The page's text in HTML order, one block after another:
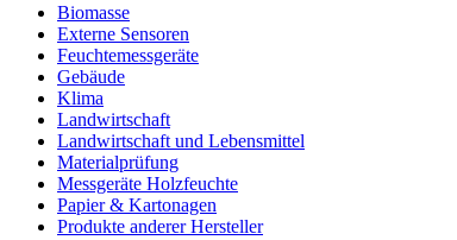
Biomasse
Externe Sensoren
Feuchtemessgeräte
Gebäude
Klima
Landwirtschaft
Landwirtschaft und Lebensmittel
Materialprüfung
Messgeräte Holzfeuchte
Papier & Kartonagen
Produkte anderer Hersteller